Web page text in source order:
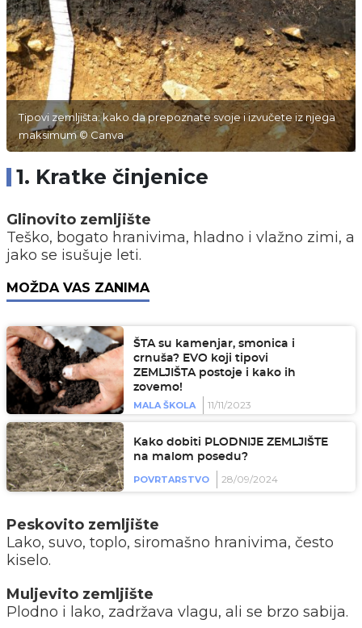
Tipovi zemljišta: kako da prepoznate svoje i izvučete iz njega
maksimum © Canva
1. Kratke činjenice
Glinovito zemljište
Teško, bogato hranivima, hladno i vlažno zimi, a
jako se isušuje leti.
MOŽDA VAS ZANIMA
ŠTA su kamenjar, smonica i
crnuša? EVO koji tipovi
ZEMLJIŠTA postoje i kako ih
zovemo!
MALA ŠKOLA
11/11/2023
Kako dobiti PLODNIJE ZEMLJIŠTE
na malom posedu?
POVRTARSTVO 28/09/2024
Peskovito zemljište
Lako, suvo, toplo, siromašno hranivima, često
kiselo.
Muljevito zemljište
Plodno i lako, zadržava vlagu, ali se brzo sabija.